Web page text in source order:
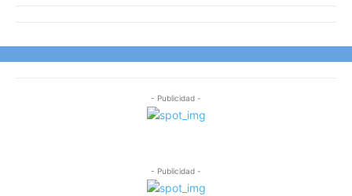
- Publicidad -
- Publicidad -